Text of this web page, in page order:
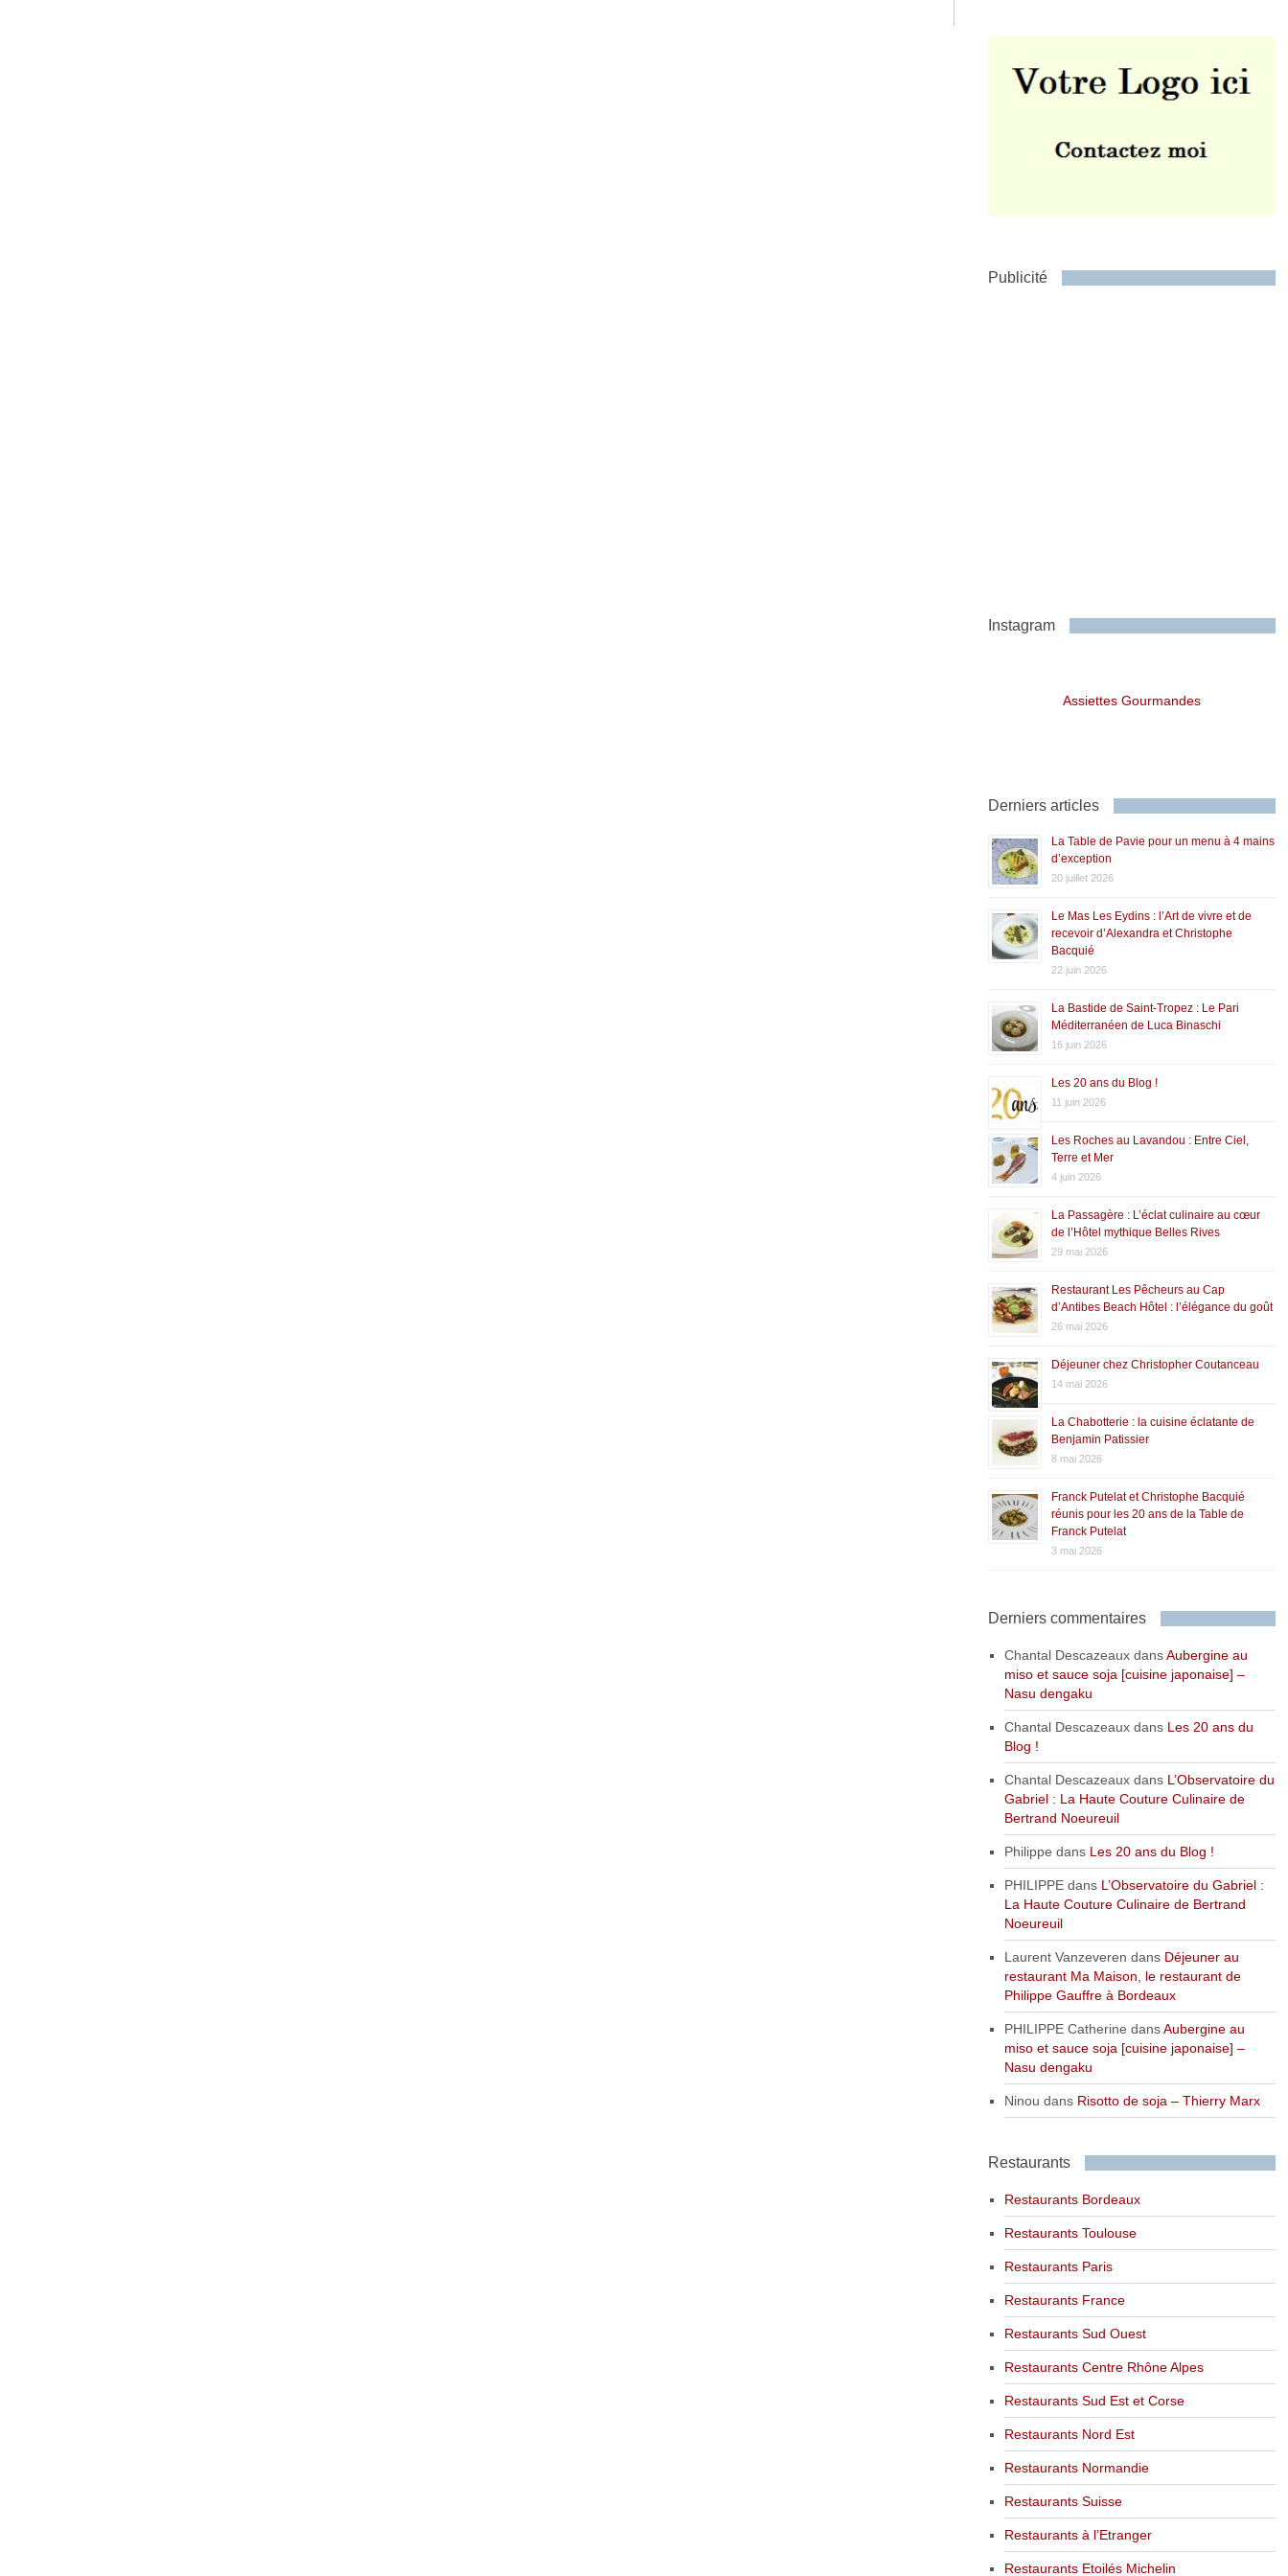
Publicité
Instagram
Assiettes Gourmandes
Derniers articles
La Table de Pavie pour un menu à 4 mains
d’exception
20 juillet 2026
Le Mas Les Eydins : l’Art de vivre et de
recevoir d’Alexandra et Christophe
Bacquié
22 juin 2026
La Bastide de Saint-Tropez : Le Pari
Méditerranéen de Luca Binaschi
16 juin 2026
Les 20 ans du Blog !
11 juin 2026
Les Roches au Lavandou : Entre Ciel,
Terre et Mer
4 juin 2026
La Passagère : L’éclat culinaire au cœur
de l’Hôtel mythique Belles Rives
29 mai 2026
Restaurant Les Pêcheurs au Cap
d’Antibes Beach Hôtel : l’élégance du goût
26 mai 2026
Déjeuner chez Christopher Coutanceau
14 mai 2026
La Chabotterie : la cuisine éclatante de
Benjamin Patissier
8 mai 2026
Franck Putelat et Christophe Bacquié
réunis pour les 20 ans de la Table de
Franck Putelat
3 mai 2026
Derniers commentaires
Chantal DescazeauxdansAubergine au
miso et sauce soja [cuisine japonaise] –
Nasu dengaku
Chantal Descazeauxdans Les 20 ans du
Blog !
Chantal Descazeauxdans L’Observatoire du
Gabriel : La Haute Couture Culinaire de
Bertrand Noeureuil
Philippe dans Les 20 ans du Blog !
PHILIPPEdans L’Observatoire du Gabriel :
La Haute Couture Culinaire de Bertrand
Noeureuil
Laurent Vanzeveren dans Déjeuner au
restaurant Ma Maison, le restaurant de
Philippe Gauffre à Bordeaux
PHILIPPE Catherine dansAubergine au
miso et sauce soja [cuisine japonaise] –
Nasu dengaku
Ninou dans Risotto de soja – Thierry Marx
Restaurants
Restaurants Bordeaux
Restaurants Toulouse
Restaurants Paris
Restaurants France
Restaurants Sud Ouest
Restaurants Centre Rhône Alpes
Restaurants Sud Est et Corse
Restaurants Nord Est
Restaurants Normandie
Restaurants Suisse
Restaurants à l’Etranger
Restaurants Etoilés Michelin